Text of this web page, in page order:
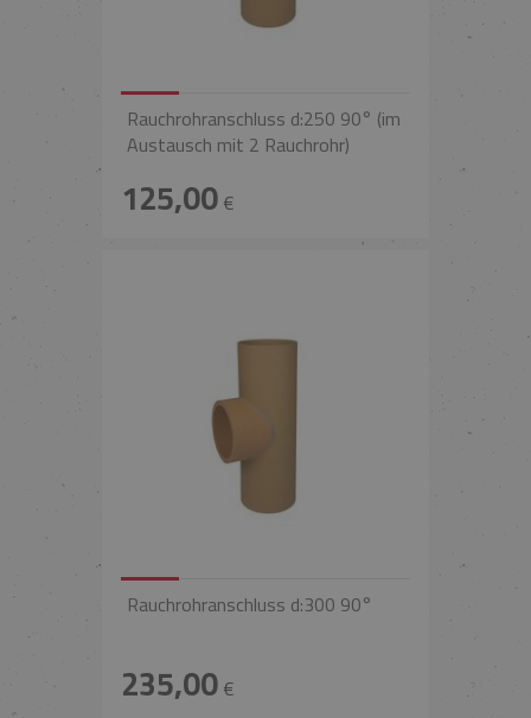
Rauchrohranschluss d:250 90° (im
Austausch mit 2 Rauchrohr)
125,00€
Rauchrohranschluss d:300 90°
235,00€